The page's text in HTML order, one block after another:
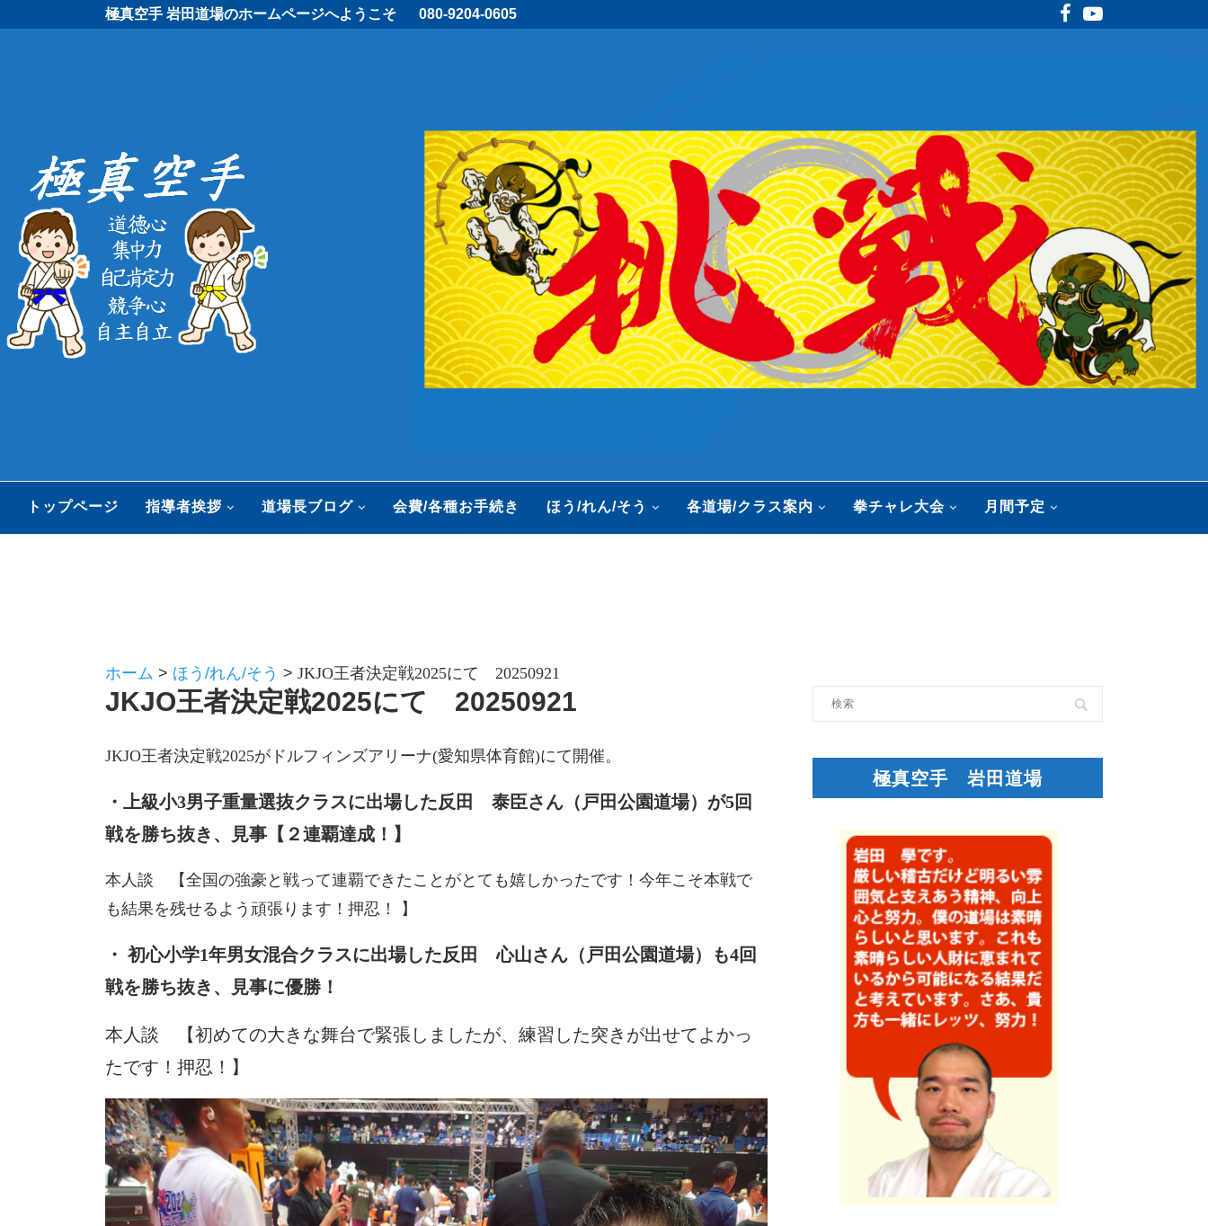
極真空手 岩田道場のホームページへようこそ 080-9204-0605
トップページ 指導者挨拶 道場長ブログ 会費/各種お手続き ほう/れん/そう 各道場/クラス案内 拳チャレ大会 月間予定
ホーム > ほう/れん/そう > JKJO王者決定戦2025にて 20250921
JKJO王者決定戦2025にて 20250921
JKJO王者決定戦2025がドルフィンズアリーナ(愛知県体育館)にて開催。
・上級小3男子重量選抜クラスに出場した反田 泰臣さん（戸田公園道場）が5回
戦を勝ち抜き、見事【２連覇達成！】
本人談 【全国の強豪と戦って連覇できたことがとても嬉しかったです！今年こそ本戦で
も結果を残せるよう頑張ります！押忍！ 】
・ 初心小学1年男女混合クラスに出場した反田 心山さん（戸田公園道場）も4回
戦を勝ち抜き、見事に優勝！
本人談 【初めての大きな舞台で緊張しましたが、練習した突きが出せてよかっ
たです！押忍！】
極真空手 岩田道場